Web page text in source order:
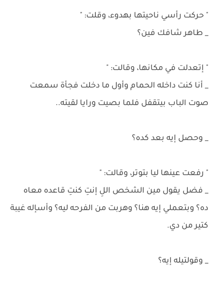
" حركت رأسي ناحيتها بهدوء، وقلت: "
_ طاهر شافك فين؟
" إتعدلت في مكانها، وقالت: "
_ أنا كنت داخله الحمام وأول ما دخلت فجأة سمعت
صوت الباب بيتقفل فلما بصيت ورايا لقيته..
_ وحصل إيه بعد كده؟
" رفعت عينها ليا بتوتر، وقالت: "
_ فضل يقول مين الشخص اللِ إنتِ كنتِ قاعده معاه
ده؟ وبتعملي إيه هنا؟ وهربت من الفرحه ليه؟ وأسإله غيبة
كتير من دي.
_ وقولتيله إيه؟